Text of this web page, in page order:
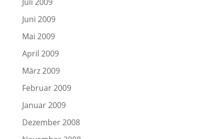
Juni 2009
Mai 2009
April 2009
März 2009
Februar 2009
Januar 2009
Dezember 2008